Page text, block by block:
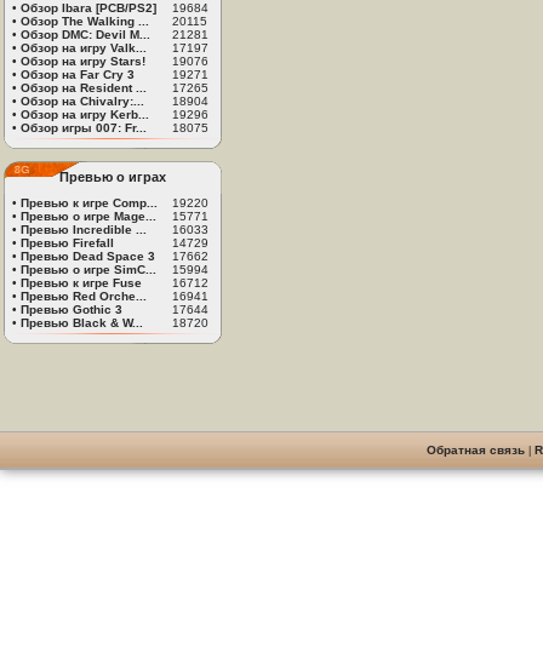
• Обзор Ibara [PCB/PS2]
19684
• Обзор The Walking ...
20115
• Обзор DMC: Devil M...
21281
• Обзор на игру Valk...
17197
• Обзор на игру Stars!
19076
• Обзор на Far Cry 3
19271
• Обзор на Resident ...
17265
• Обзор на Chivalry:...
18904
• Обзор на игру Kerb...
19296
• Обзор игры 007: Fr... 18075
Превью о играх
• Превью к игре Comp...
19220
• Превью о игре Mage...
15771
• Превью Incredible ...
16033
• Превью Firefall
14729
• Превью Dead Space 3
17662
• Превью о игре SimC...
15994
• Превью к игре Fuse
16712
• Превью Red Orche...
16941
• Превью Gothic 3
17644
• Превью Black & W... 18720
Обратная связь